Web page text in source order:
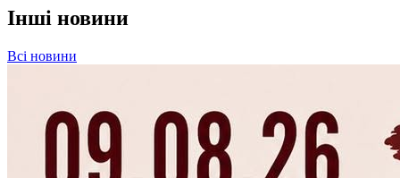
Інші новини
Всі новини